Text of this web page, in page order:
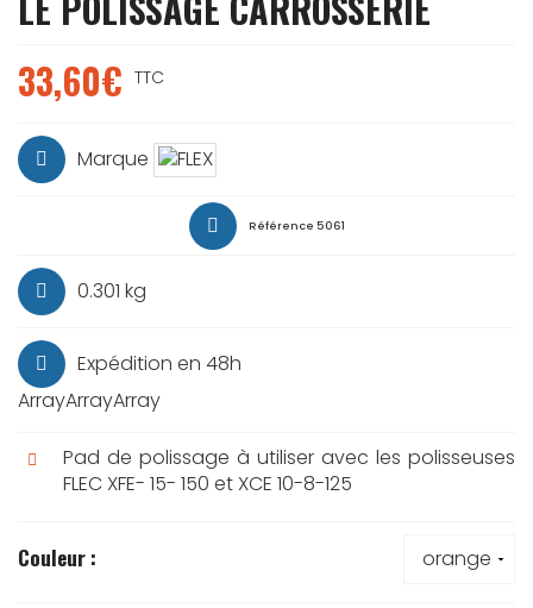
33,60€ TTC
Marque
Référence 5061
0.301 kg
Expédition en 48h
ArrayArrayArray
Pad de polissage à utiliser avec les polisseuses
FLEC XFE- 15- 150 et XCE 10-8-125
Couleur :